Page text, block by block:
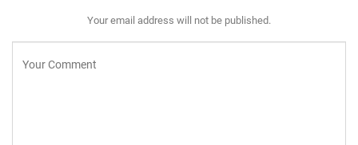
Your email address will not be published.